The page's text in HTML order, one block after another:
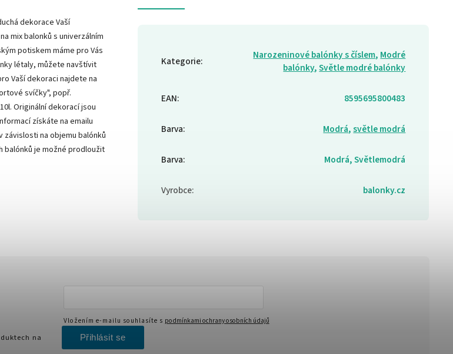
dekorace Vaší
mix balonků s univerzálním
potiskem máme pro Vás
létaly, můžete navštívit
Vaší dekoraci najdete na
svíčky", popř.
Originální dekorací jsou
získáte na emailu
závislosti na objemu balónků
balónků je možné prodloužit
Kategorie: Narozeninové balónky s číslem, Modré
balónky,Světle modré balónky
EAN: 8595695800483
Barva: Modrá,světle modrá
Barva: Modrá, Světlemodrá
Vyrobce: balonky.cz
na
Vložením e-mailu souhlasíte s podmínkami ochrany osobních údajů
Přihlásit se